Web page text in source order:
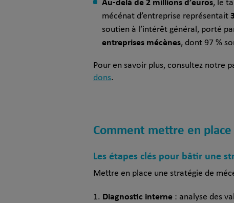
, le
mécénat d’entreprise représentait
soutien à l’intérêt général, porté
entreprises mécènes, dont 97 %
Pour en savoir plus, consultez notre
dons.
Comment mettre en
Les étapes clés pour bâtir une
Mettre en place une stratégie de
Diagnostic interne : analyse des